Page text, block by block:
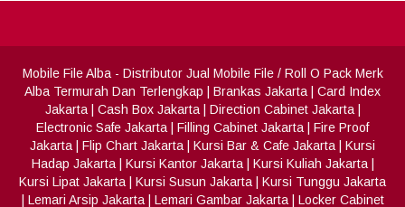
Mobile File Alba- Distributor Jual Mobile File / Roll O Pack Merk
Alba Termurah Dan Terlengkap | Brankas Jakarta | Card Index
Jakarta| Cash Box Jakarta| Direction Cabinet Jakarta|
Electronic Safe Jakarta | Filling Cabinet Jakarta | Fire Proof
Jakarta | Flip Chart Jakarta | Kursi Bar & Cafe Jakarta | Kursi
Hadap Jakarta| Kursi Kantor Jakarta| Kursi Kuliah Jakarta|
Kursi Lipat Jakarta | Kursi Susun Jakarta | Kursi Tunggu Jakarta
| Lemari Arsip Jakarta| Lemari Gambar Jakarta| Locker Cabinet